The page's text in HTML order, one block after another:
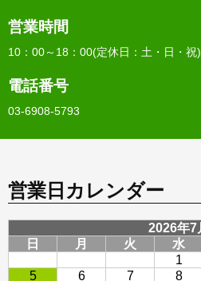
営業時間
10：00～18：00(定休日：土・日・祝)
電話番号
03-6908-5793
営業日カレンダー